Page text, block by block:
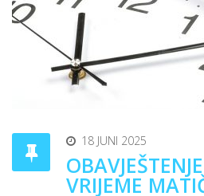
18 JUNI 2025
VRIJEME